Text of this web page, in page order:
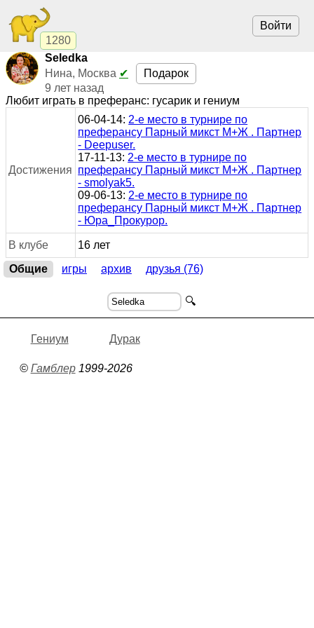
1280
Войти
Seledka
Нина, Москва ✔
9 лет назад
Подарок
Любит играть в преферанс: гусарик и гениум
Достижения
06-04-14: 2-е место в турнире по
преферансу Парный микст М+Ж . Партнер
- Deepuser.
17-11-13: 2-е место в турнире по
преферансу Парный микст М+Ж . Партнер
- smolyak5.
09-06-13: 2-е место в турнире по
преферансу Парный микст М+Ж . Партнер
- Юра_Прокурор.
В клубе
16 лет
Общие
игры архив друзья (76)
🔍
Гениум Дурак
© Гамблер1999-2026